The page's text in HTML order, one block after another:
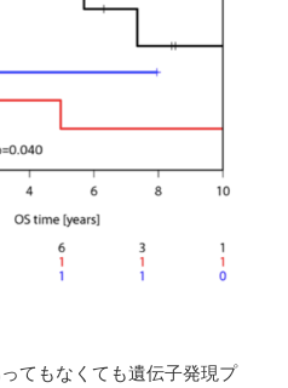
てもなくても遺伝子発現プ